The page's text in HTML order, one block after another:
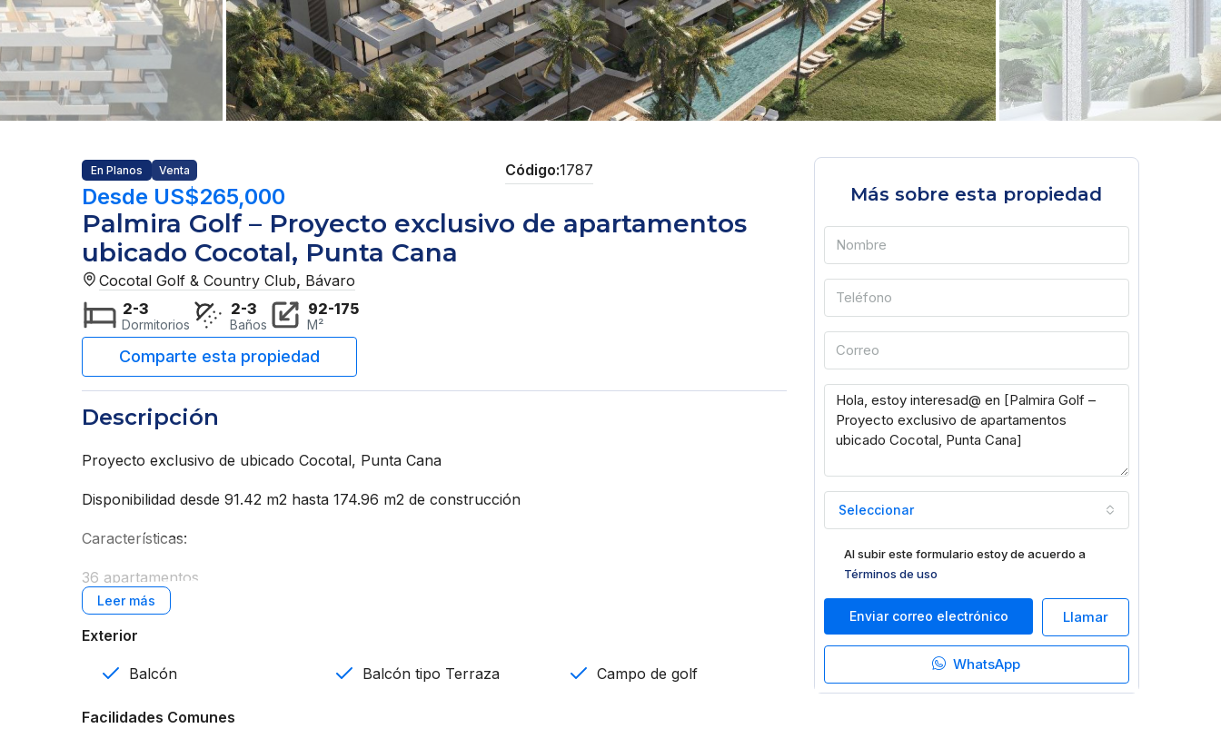
En Planos Venta 1787
Desde US$265,000
Palmira Golf – Proyecto exclusivo de apartamentos
ubicado Cocotal, Punta Cana
Cocotal Golf & Country Club, Bávaro
2-3
Dormitorios
2-3
Baños
92-175
M²
Descripción
Proyecto exclusivo de ubicado Cocotal, Punta Cana
Disponibilidad desde 91.42 m2 hasta 174.96 m2 de construcción
Características:
36 apartamentos
3 edificios de 3 niveles
Exterior
Balcón Balcón tipo Terraza Campo de golf
Facilidades Comunes
Más sobre esta propiedad
Seleccionar
Al subir este formulario estoy de acuerdo a
Términos de uso
Enviar correo electrónico Llamar
WhatsApp